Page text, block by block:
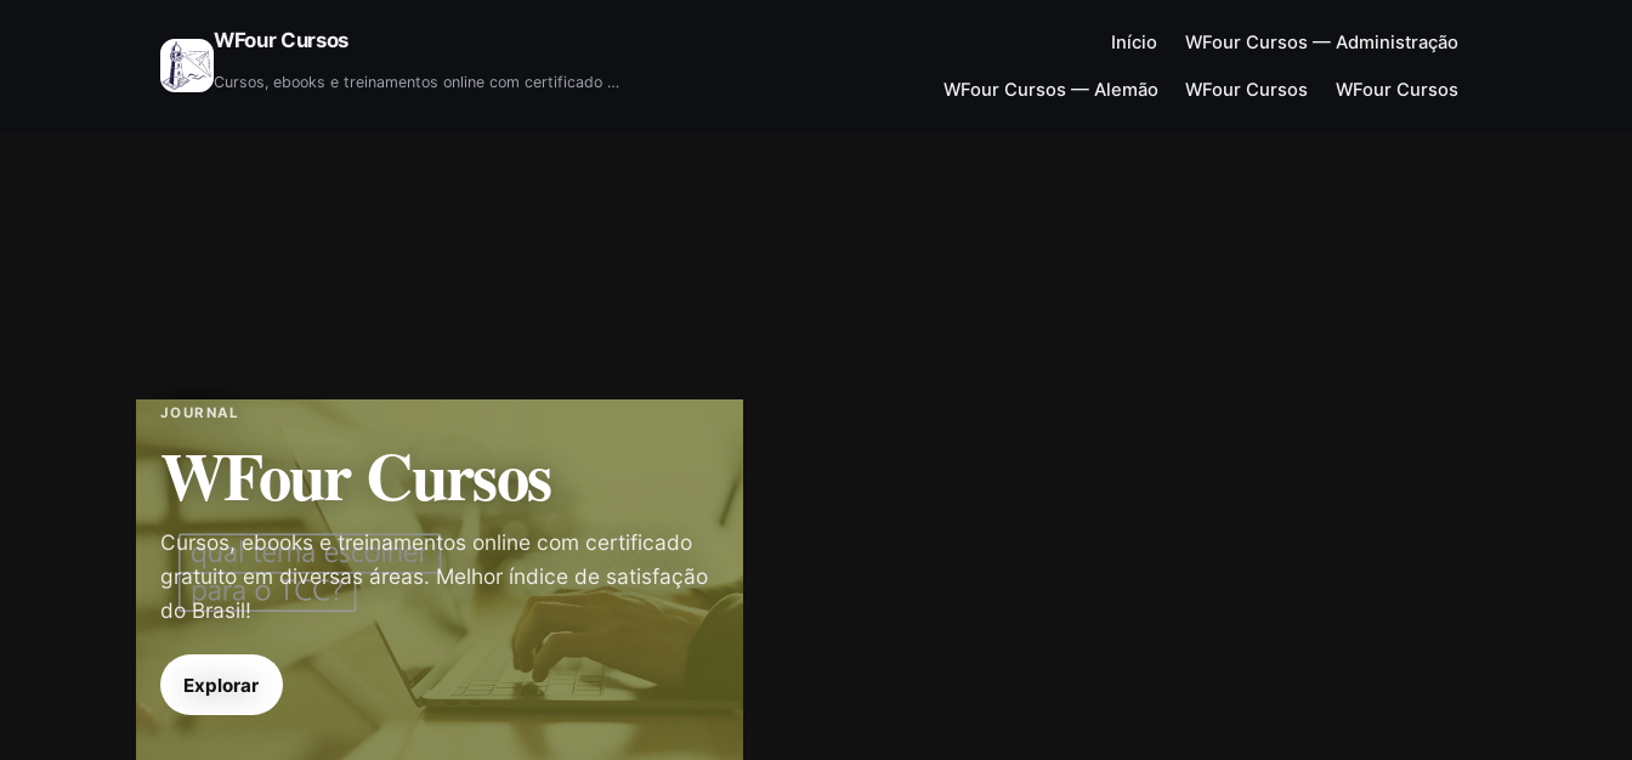
WFour Cursos
Cursos, ebooks e treinamentos online com certificado gratuito em diversas áreas. Melhor índice de satisfação do Brasil!
Início WFour Cursos — Administração
WFour Cursos — Alemão WFour Cursos WFour Cursos
JOURNAL
WFour Cursos
Cursos, ebooks e treinamentos online com certificado
gratuito em diversas áreas. Melhor índice de satisfação
do Brasil!
Explorar